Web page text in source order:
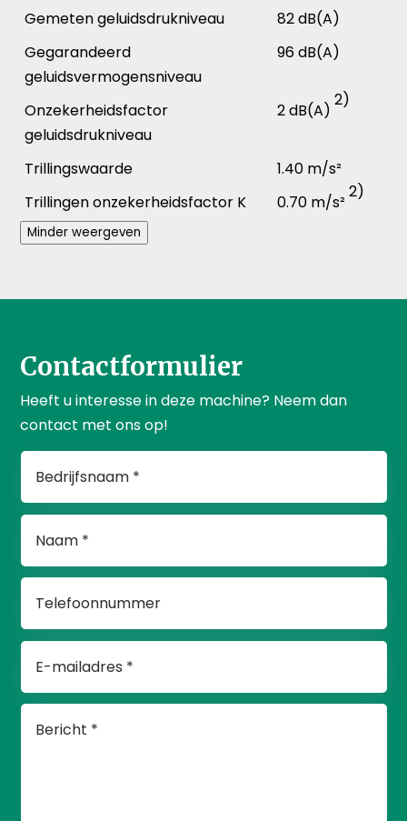
Gemeten geluidsdrukniveau
82 dB(A)
Gegarandeerd
geluidsvermogensniveau
96 dB(A)
Onzekerheidsfactor
geluidsdrukniveau
2 dB(A)
2)
Trillingswaarde
1.40 m/s²
Trillingen onzekerheidsfactor K
0.70 m/s²
2)
New content has been loaded.
Minder weergeven
Contactformulier
Heeft u interesse in deze machine? Neem dan
contact met ons op!